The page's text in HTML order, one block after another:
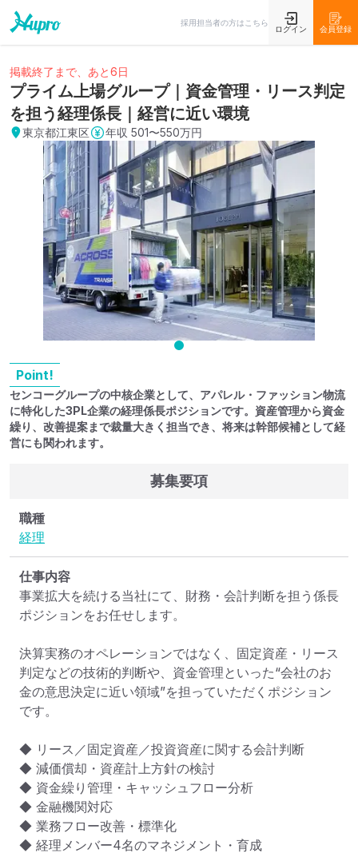
採用担当者の方はこちら
ログイン 会員登録
掲載終了まで、あと6日
プライム上場グループ｜資金管理・リース判定
を担う経理係長｜経営に近い環境
東京都江東区 年収 501〜550万円
Point!
センコーグループの中核企業として、アパレル・ファッション物流
に特化した3PL企業の経理係長ポジションです。資産管理から資金
繰り、改善提案まで裁量大きく担当でき、将来は幹部候補として経
営にも関われます。
募集要項
職種
経理
仕事内容
事業拡大を続ける当社にて、財務・会計判断を担う係長
ポジションをお任せします。
決算実務のオペレーションではなく、固定資産・リース
判定などの技術的判断や、資金管理といった“会社のお
金の意思決定に近い領域”を担っていただくポジション
です。
◆ リース／固定資産／投資資産に関する会計判断
◆ 減価償却・資産計上方針の検討
◆ 資金繰り管理・キャッシュフロー分析
◆ 金融機関対応
◆ 業務フロー改善・標準化
◆ 経理メンバー4名のマネジメント・育成